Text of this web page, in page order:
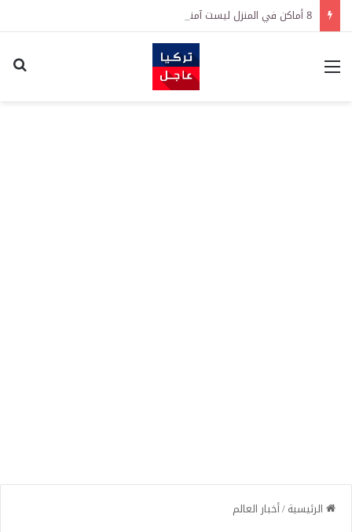
8 أماكن في المنزل ليست آمنة لحفظ النقود
القائمة
الرئيسية/أخبار العالم